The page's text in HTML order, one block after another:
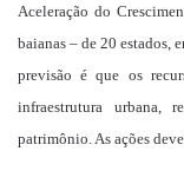
Aceleração do
baianas – de 20 estados,
previsão é que os
infraestrutura urbana,
patrimônio. As ações